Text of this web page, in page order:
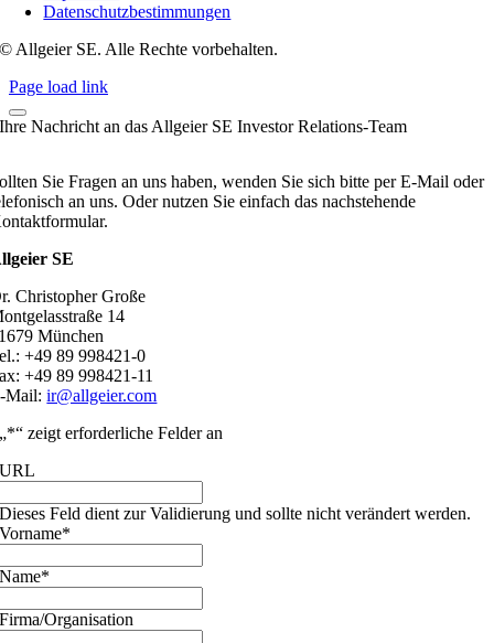
Datenschutzbestimmungen
© Allgeier SE. Alle Rechte vorbehalten.
Page load link
Ihre Nachricht an das Allgeier SE Investor Relations-Team
Sie Fragen an uns haben, wenden Sie sich bitte per E-Mail oder
an uns. Oder nutzen Sie einfach das nachstehende
SE
Christopher Große
14
München
+49 89 998421-0
+49 89 998421-11
Mail:ir@allgeier.com
„*“ zeigt erforderliche Felder an
URL
Dieses Feld dient zur Validierung und sollte nicht verändert werden.
Vorname*
Name*
Firma/Organisation